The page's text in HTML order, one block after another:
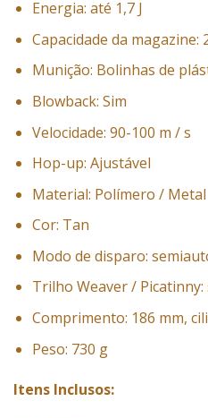
Energia: até 1,7 J
Capacidade da magazine:
Munição: Bolinhas de
Blowback: Sim
Velocidade: 90-100 m / s
Hop-up: Ajustável
Material: Polímero / Metal
Cor: Tan
Modo de disparo:
Trilho Weaver /
Comprimento: 186 mm,
Peso: 730 g
Itens Inclusos: